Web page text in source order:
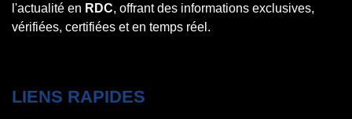
l'actualité en RDC, offrant des informations exclusives,
vérifiées, certifiées et en temps réel.
LIENS RAPIDES